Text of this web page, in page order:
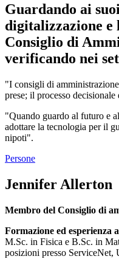
Guardando ai
digitalizzazione e
Consiglio di
verificando nei
"I consigli di
prese; il processo
"Quando guardo al futuro e
adottare la tecnologia per il
nipoti".
Persone
Jennifer Allerton
Membro del Consiglio di
Formazione ed esperienza
M.Sc. in Fisica e B.Sc. in
posizioni presso